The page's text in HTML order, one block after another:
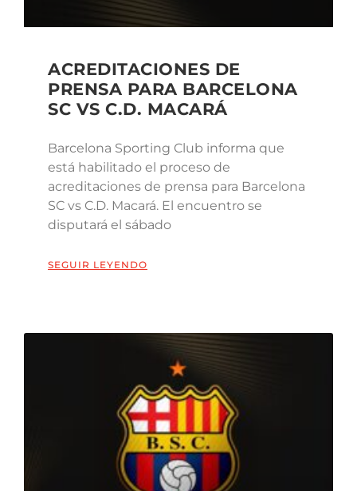
ACREDITACIONES DE
PRENSA PARA BARCELONA
SC VS C.D. MACARÁ
Barcelona Sporting Club informa que
está habilitado el proceso de
acreditaciones de prensa para Barcelona
SC vs C.D. Macará. El encuentro se
disputará el sábado
SEGUIR LEYENDO